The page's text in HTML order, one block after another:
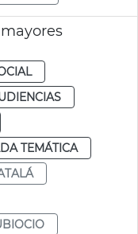
TEMÁTICA